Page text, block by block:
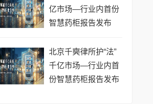
亿市场—行业内首份
智慧药柜报告发布
北京千奭律所护“法”
千亿市场—行业内首
份智慧药柜报告发布